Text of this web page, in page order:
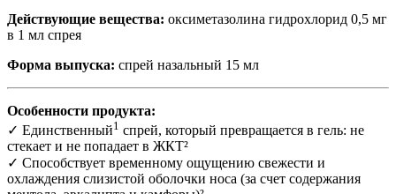
Действующие вещества: оксиметазолина гидрохлорид 0,5 мг
в 1 мл спрея
Форма выпуска: спрей назальный 15 мл
Особенности продукта:
✓ Единственный1 спрей, который превращается в гель: не
стекает и не попадает в ЖКТ²
✓ Способствует временному ощущению свежести и
охлаждения слизистой оболочки носа (за счет содержания